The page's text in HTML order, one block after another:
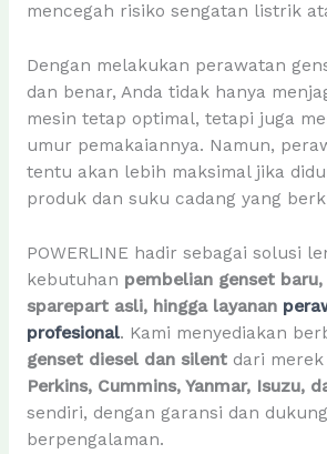
mencegah risiko sengatan listrik
Dengan melakukan perawatan
dan benar, Anda tidak hanya
mesin tetap optimal, tetapi juga
umur pemakaiannya. Namun,
tentu akan lebih maksimal jika
produk dan suku cadang yang
POWERLINE hadir sebagai solusi
kebutuhan pembelian genset baru,
sparepart asli, hingga layanan
profesional. Kami menyediakan
genset diesel dan silentdari merek
Perkins, Cummins, Yanmar, Isuzu,
sendiri, dengan garansi dan
berpengalaman.